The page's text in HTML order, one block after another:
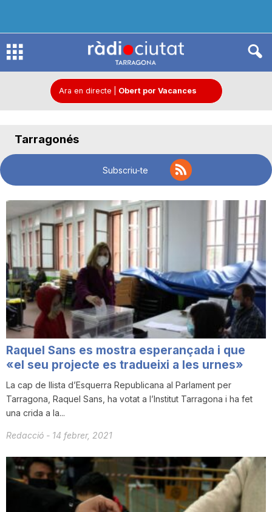
R
C
i
u
t
a
t
d
Ara en directe Obert por Vacances
Tarragonés
Subscriu-te
Raquel Sans es mostra esperançada i que
«el seu projecte es tradueixi a les urnes»
La cap de llista d’Esquerra Republicana al Parlament per
Tarragona, Raquel Sans, ha votat a l’Institut Tarragona i ha fet
una crida a la...
Redacció - 14 febrer, 2021